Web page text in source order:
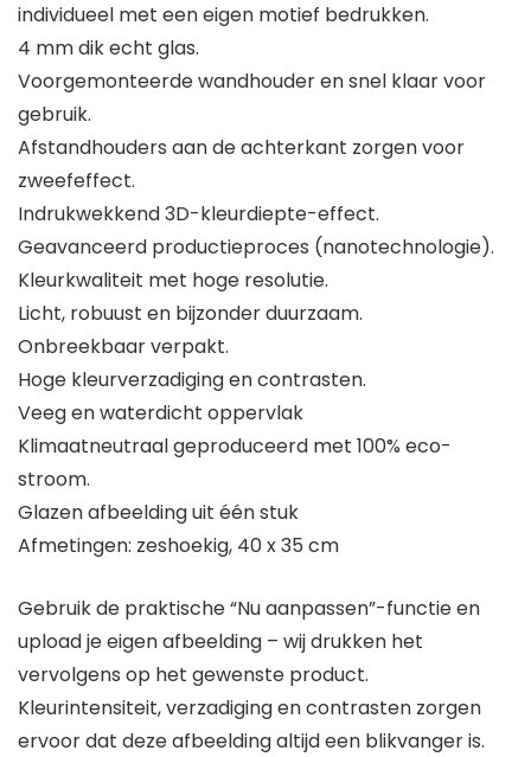
individueel met een eigen motief bedrukken.
4 mm dik echt glas.
Voorgemonteerde wandhouder en snel klaar voor
gebruik.
Afstandhouders aan de achterkant zorgen voor
zweefeffect.
Indrukwekkend 3D-kleurdiepte-effect.
Geavanceerd productieproces (nanotechnologie).
Kleurkwaliteit met hoge resolutie.
Licht, robuust en bijzonder duurzaam.
Onbreekbaar verpakt.
Hoge kleurverzadiging en contrasten.
Veeg en waterdicht oppervlak
Klimaatneutraal geproduceerd met 100% eco-
stroom.
Glazen afbeelding uit één stuk
Afmetingen: zeshoekig, 40 x 35 cm
Gebruik de praktische “Nu aanpassen”-functie en
upload je eigen afbeelding – wij drukken het
vervolgens op het gewenste product.
Kleurintensiteit, verzadiging en contrasten zorgen
ervoor dat deze afbeelding altijd een blikvanger is.